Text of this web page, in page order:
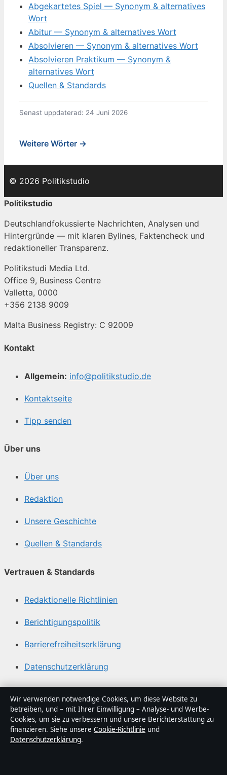
Abgekartetes Spiel — Synonym & alternatives
Wort
Abitur — Synonym & alternatives Wort
Absolvieren — Synonym & alternatives Wort
Absolvieren Praktikum — Synonym &
alternatives Wort
Quellen & Standards
Senast uppdaterad: 24 Juni 2026
Weitere Wörter →
© 2026 Politikstudio
Politikstudio
Deutschlandfokussierte Nachrichten, Analysen und
Hintergründe — mit klaren Bylines, Faktencheck und
redaktioneller Transparenz.
Politikstudi Media Ltd.
Office 9, Business Centre
Valletta, 0000
+356 2138 9009
Malta Business Registry: C 92009
Kontakt
Allgemein: info@politikstudio.de
Kontaktseite
Tipp senden
Über uns
Über uns
Redaktion
Unsere Geschichte
Quellen & Standards
Vertrauen & Standards
Redaktionelle Richtlinien
Berichtigungspolitik
Barrierefreiheitserklärung
Datenschutzerklärung
Über Politikstudio in Kürze
Politikstudio ist ein unabhängiger digitaler
Nachrichtenanbieter mit Fokus auf Politik, Wirtschaft,
Technik und Gesellschaft in Deutschland. Jeder Artikel
Wir verwenden notwendige Cookies, um diese Website zu
betreiben, und – mit Ihrer Einwilligung – Analyse- und Werbe-
Cookies, um sie zu verbessern und unsere Berichterstattung zu
finanzieren. Siehe unsere Cookie-Richtlinie und
Datenschutzerklärung.